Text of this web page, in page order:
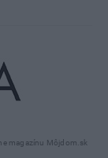
magazínu Môjdom.sk